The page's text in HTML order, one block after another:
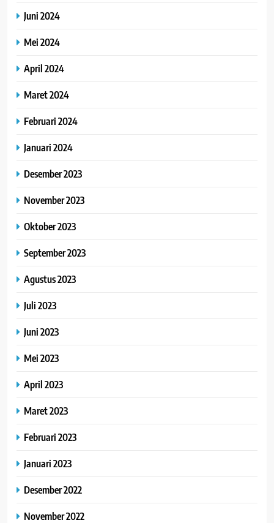
Juni 2024
Mei 2024
April 2024
Maret 2024
Februari 2024
Januari 2024
Desember 2023
November 2023
Oktober 2023
September 2023
Agustus 2023
Juli 2023
Juni 2023
Mei 2023
April 2023
Maret 2023
Februari 2023
Januari 2023
Desember 2022
November 2022